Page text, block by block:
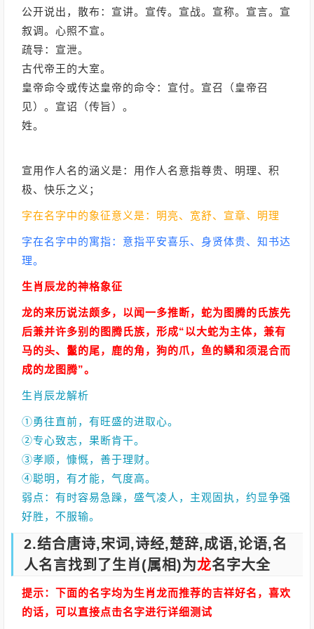
公开说出，散布：宣讲。宣传。宣战。宣称。宣言。宣
叙调。心照不宣。
疏导：宣泄。
古代帝王的大室。
皇帝命令或传达皇帝的命令：宣付。宣召（皇帝召
见）。宣诏（传旨）。
姓。
宣用作人名的涵义是：用作人名意指尊贵、明理、积
极、快乐之义；
字在名字中的象征意义是：明亮、宽舒、宣章、明理
字在名字中的寓指：意指平安喜乐、身贤体贵、知书达
理。
生肖辰龙的神格象征
龙的来历说法颇多，以闻一多推断，蛇为图腾的氏族先
后兼并许多别的图腾氏族，形成“以大蛇为主体，兼有
马的头、鬣的尾，鹿的角，狗的爪，鱼的鳞和须混合而
成的龙图腾”。
生肖辰龙解析
①勇往直前，有旺盛的进取心。
②专心致志，果断肯干。
③孝顺，慷慨，善于理财。
④聪明，有才能，气度高。
弱点：有时容易急躁，盛气凌人，主观固执，约显争强
好胜，不服输。
2.结合唐诗,宋词,诗经,楚辞,成语,论语,名
人名言找到了生肖(属相)为龙名字大全
提示：下面的名字均为生肖龙而推荐的吉祥好名，喜欢
的话，可以直接点击名字进行详细测试